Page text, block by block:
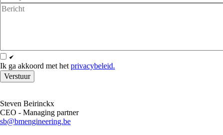
Bericht
Opt
In
Ik ga akkoord met het privacybeleid.
Steven Beirinckx
CEO - Managing partner
sb@bmengineering.be